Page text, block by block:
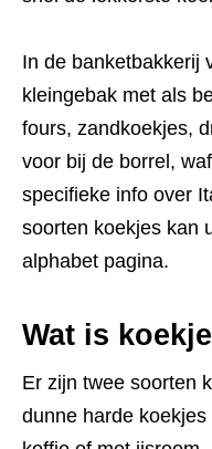
In de banketbakkerij
kleingebak met als
fours, zandkoekjes,
voor bij de borrel,
specifieke info over
soorten koekjes kan
alphabet pagina.
Wat is
Er zijn twee soorten
dunne harde